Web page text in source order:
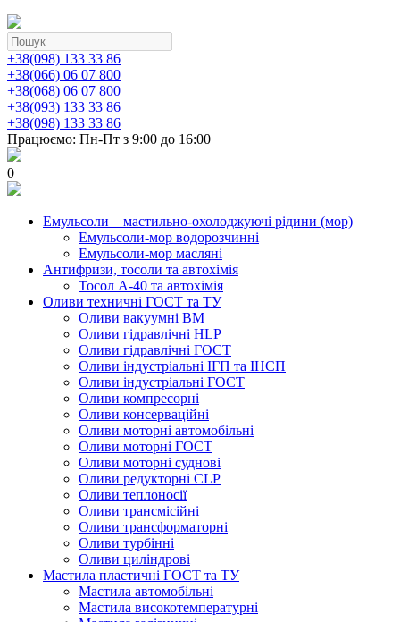
+38(098) 133 33 86
+38(066) 06 07 800
+38(068) 06 07 800
+38(093) 133 33 86
+38(098) 133 33 86
Працюємо: Пн-Пт з 9:00 до 16:00
0
Емульсоли – мастильно-охолоджуючі рідини (мор)
Емульсоли-мор водорозчинні
Емульсоли-мор масляні
Антифризи, тосоли та автохімія
Тосол А-40 та автохімія
Оливи техничні ГОСТ та ТУ
Оливи вакуумні ВМ
Оливи гідравлічні HLP
Оливи гідравлічні ГОСТ
Оливи індустріальні ІГП та ІНСП
Оливи індустріальні ГОСТ
Оливи компресорні
Оливи консерваційні
Оливи моторні автомобільні
Оливи моторні ГОСТ
Оливи моторні суднові
Оливи редукторні CLP
Оливи теплоносії
Оливи трансмісійні
Оливи трансформаторні
Оливи турбінні
Оливи циліндрові
Мастила пластичні ГОСТ та ТУ
Мастила автомобільні
Мастила високотемпературні